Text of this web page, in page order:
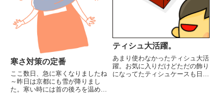
寒さ対策の定番
ここ数日、急に寒くなりましたね
～昨日は京都にも雪が降りまし
た。寒い時には首の後ろを温める
ティシュ大活躍。
あまり使わなかったティシュ大活
躍。お気に入りだけどただの飾り
になってたティシュケースも日の